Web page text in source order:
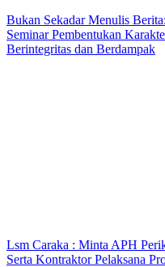
Bukan Sekadar Menulis
Seminar Pembentukan
Berintegritas dan Berdampak
Lsm Caraka : Minta APH
Serta Kontraktor Pelaksana